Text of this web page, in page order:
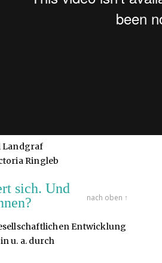
Landgraf
Ringleb
sich. Und
nach oben ↑
Entwicklung
u. a. durch